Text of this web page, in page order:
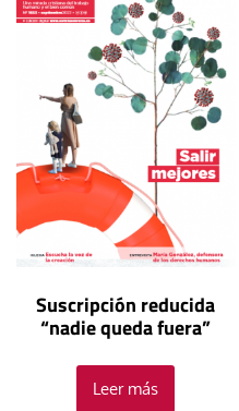
Suscripción reducida
“nadie queda fuera”
Leer más